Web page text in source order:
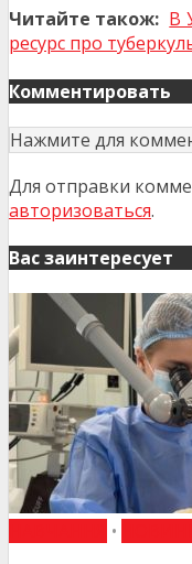
Читайте також: В
ресурс про
Комментировать
Нажмите для
Для отправки
авторизоваться.
Вас заинтересует
•